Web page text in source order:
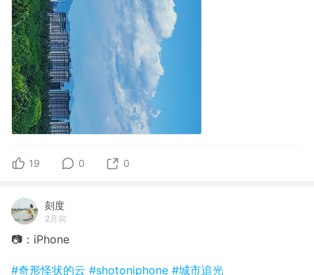
19 0 0
刻度
2月前
📷：iPhone
#奇形怪状的云 #shotoniphone #城市追光